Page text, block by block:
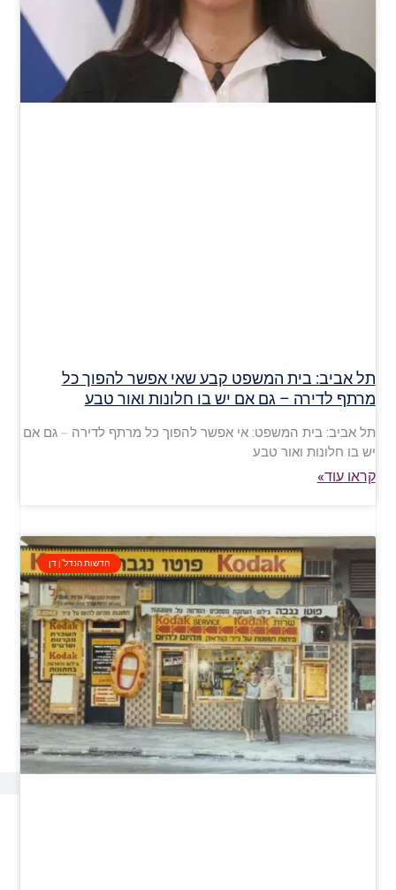
תל אביב: בית המשפט קבע שאי אפשר להפוך כל
מרתף לדירה – גם אם יש בו חלונות ואור טבע
תל אביב: בית המשפט: אי אפשר להפוך כל מרתף לדירה – גם אם
יש בו חלונות ואור טבע
קראו עוד»
חדשות הנדל"ן דן